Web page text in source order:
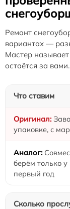
Ремонт
вариантах —
Мастер
остаётся за вами.
Что ставим
упаковке, с
берём только
первый год
Сколько